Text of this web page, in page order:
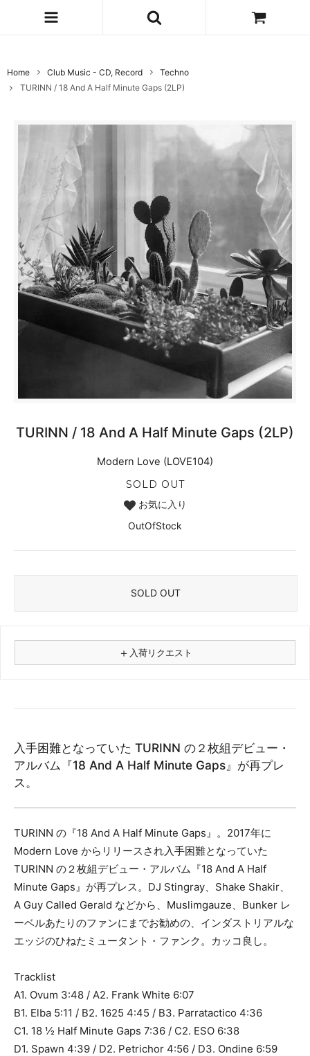
Home Club Music - CD, Record
Techno
TURINN / 18 And A Half Minute Gaps (2LP)
TURINN / 18 And A Half Minute Gaps (2LP)
Modern Love (LOVE104)
SOLD OUT
お気に入り
OutOfStock
SOLD OUT
＋ 入荷リクエスト
フォーマット
その他
メールアドレス（必須）
入手困難となっていた TURINN の２枚組デビュー・
アルバム『18 And A Half Minute Gaps』が再プレ
ス。
TURINN の『18 And A Half Minute Gaps』。2017年に
Modern Love からリリースされ入手困難となっていた
TURINN の２枚組デビュー・アルバム『18 And A Half
Minute Gaps』が再プレス。DJ Stingray、Shake Shakir、
A Guy Called Gerald などから、Muslimgauze、Bunker レ
ーベルあたりのファンにまでお勧めの、インダストリアルな
エッジのひねたミュータント・ファンク。カッコ良し。
Tracklist
A1. Ovum 3:48 / A2. Frank White 6:07
B1. Elba 5:11 / B2. 1625 4:45 / B3. Parratactico 4:36
C1. 18 ½ Half Minute Gaps 7:36 / C2. ESO 6:38
D1. Spawn 4:39 / D2. Petrichor 4:56 / D3. Ondine 6:59